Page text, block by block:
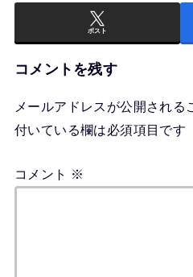
ポスト
コメントを残す
メールアドレスが公開される
付いている欄は必須項目です
コメント ※